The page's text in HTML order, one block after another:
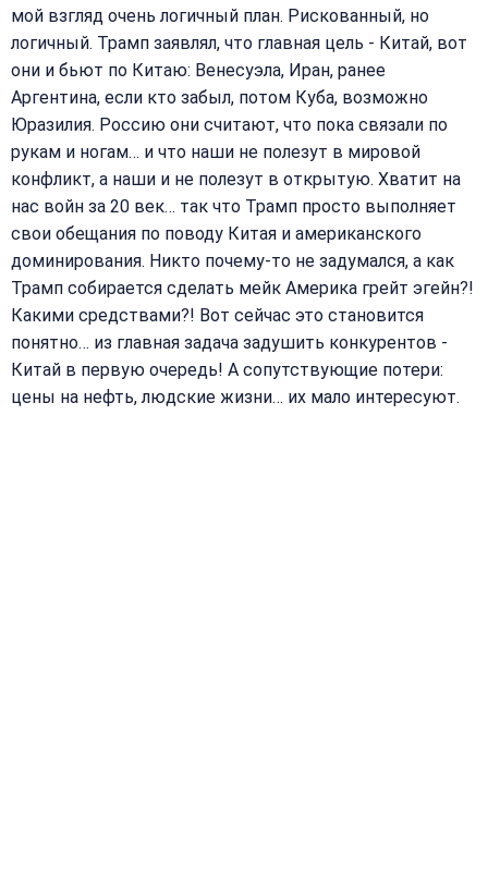
мой взгляд очень логичный план. Рискованный, но
логичный. Трамп заявлял, что главная цель - Китай, вот
они и бьют по Китаю: Венесуэла, Иран, ранее
Аргентина, если кто забыл, потом Куба, возможно
Юразилия. Россию они считают, что пока связали по
рукам и ногам… и что наши не полезут в мировой
конфликт, а наши и не полезут в открытую. Хватит на
нас войн за 20 век… так что Трамп просто выполняет
свои обещания по поводу Китая и американского
доминирования. Никто почему-то не задумался, а как
Трамп собирается сделать мейк Америка грейт эгейн?!
Какими средствами?! Вот сейчас это становится
понятно… из главная задача задушить конкурентов -
Китай в первую очередь! А сопутствующие потери:
цены на нефть, людские жизни… их мало интересуют.